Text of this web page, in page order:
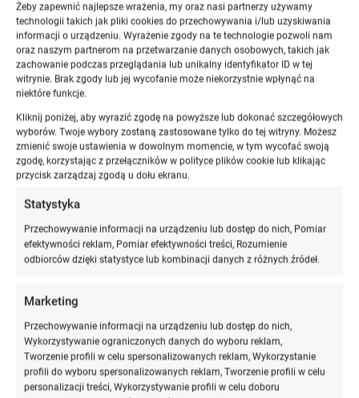
Żeby zapewnić najlepsze wrażenia, my oraz nasi partnerzy używamy
technologii takich jak pliki cookies do przechowywania i/lub uzyskiwania
informacji o urządzeniu. Wyrażenie zgody na te technologie pozwoli nam
oraz naszym partnerom na przetwarzanie danych osobowych, takich jak
zachowanie podczas przeglądania lub unikalny identyfikator ID w tej
witrynie. Brak zgody lub jej wycofanie może niekorzystnie wpłynąć na
niektóre funkcje.
Kliknij poniżej, aby wyrazić zgodę na powyższe lub dokonać szczegółowych
wyborów. Twoje wybory zostaną zastosowane tylko do tej witryny. Możesz
zmienić swoje ustawienia w dowolnym momencie, w tym wycofać swoją
zgodę, korzystając z przełączników w polityce plików cookie lub klikając
przycisk zarządzaj zgodą u dołu ekranu.
Statystyka
Przechowywanie informacji na urządzeniu lub dostęp do nich, Pomiar
efektywności reklam, Pomiar efektywności treści, Rozumienie
odbiorców dzięki statystyce lub kombinacji danych z różnych źródeł.
Marketing
Przechowywanie informacji na urządzeniu lub dostęp do nich,
Wykorzystywanie ograniczonych danych do wyboru reklam,
Tworzenie profili w celu spersonalizowanych reklam, Wykorzystanie
profili do wyboru spersonalizowanych reklam, Tworzenie profili w celu
personalizacji treści, Wykorzystywanie profili w celu doboru
Opinie
Poznaj opinie aplikantów po egzaminie